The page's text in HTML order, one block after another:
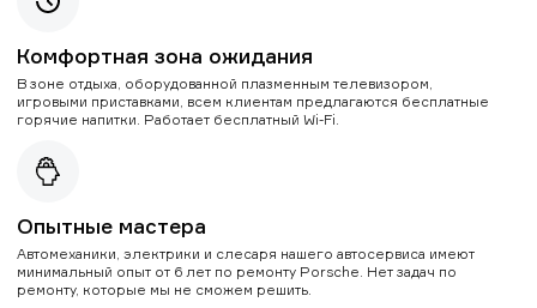
Комфортная зона ожидания
В зоне отдыха, оборудованной плазменным телевизором,
игровыми приставками, всем клиентам предлагаются бесплатные
горячие напитки. Работает бесплатный Wi-Fi.
Опытные мастера
Автомеханики, электрики и слесаря нашего автосервиса имеют
минимальный опыт от 6 лет по ремонту Porsche. Нет задач по
ремонту, которые мы не сможем решить.